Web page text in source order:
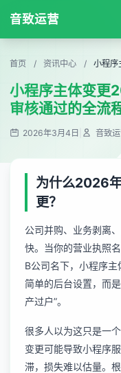
音致运营
首页 / 资讯中心 /
小程序主体变更
审核通过的全流
2026年3月4日 音致
为什么2026
更？
公司并购、业务剥离
快。当你的营业执照
B公司名下，小程序
简单的后台设置，而
产过户”。
很多人以为这只是一
变更可能导致小程序
滞，损失难以估量。